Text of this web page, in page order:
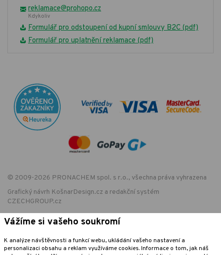
reklamace@prohopo.cz
Kdykoliv
Formulář pro odstoupení od kupní smlouvy B2C (pdf)
Formulář pro uplatnění reklamace (pdf)
© 2009-2026 PRONACHEM spol. s r.o., všechna práva vyhrazena
Grafický návrh KošnarDesign.cz a redakční systém
CZECHGROUP.cz
EET - označení provozovny:
Podle zákona o evidenci tržeb je prodávající povinen vystavit kupujícímu
Vážíme si vašeho soukromí
K analýze návštěvnosti a funkcí webu, ukládání vašeho nastavení a
personalizaci obsahu a reklam využíváme cookies. Informace o tom, jak náš